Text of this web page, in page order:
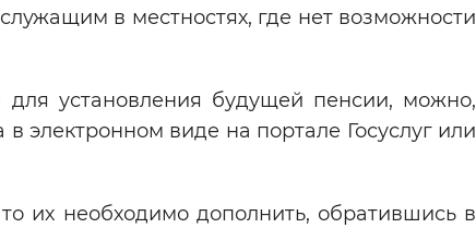
в местностях, где нет возможности
для установления будущей пенсии, можно,
электронном виде на портале Госуслуг или
их необходимо дополнить, обратившись в